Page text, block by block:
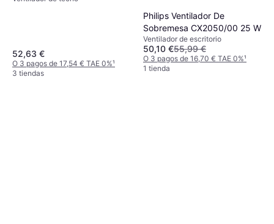
52,63 €
O 3 pagos de 17,54 € TAE 0%¹
3 tiendas
Philips Ventilador De
Sobremesa CX2050/00 25 W
Ventilador de escritorio
50,10 €55,99 €
O 3 pagos de 16,70 € TAE 0%¹
1 tienda